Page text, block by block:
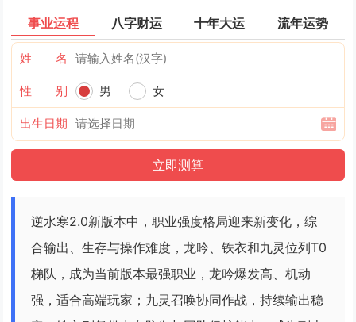
事业运程 八字财运 十年大运 流年运势
姓 名
性 别 男 女
出生日期
逆水寒2.0新版本中，职业强度格局迎来新变化，综
合输出、生存与操作难度，龙吟、铁衣和九灵位列T0
梯队，成为当前版本最强职业，龙吟爆发高、机动
强，适合高端玩家；九灵召唤协同作战，持续输出稳